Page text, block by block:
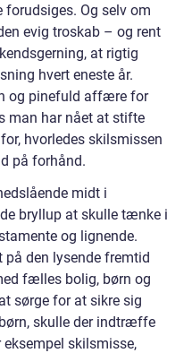
forudsiges. Og selv om
evig troskab – og rent
at rigtig
hvert eneste år.
og pinefuld affære for
man har nået at stifte
hvorledes skilsmissen
på forhånd.
midt i
bryllup at skulle tænke i
og lignende.
på den lysende fremtid
fælles bolig, børn og
sørge for at sikre sig
skulle der indtræffe
skilsmisse,